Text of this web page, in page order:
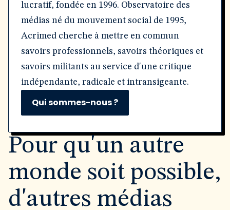
lucratif, fondée en 1996. Observatoire des
médias né du mouvement social de 1995,
Acrimed cherche à mettre en commun
savoirs professionnels, savoirs théoriques et
savoirs militants au service d'une critique
indépendante, radicale et intransigeante.
Qui sommes-nous ?
Pour qu'un autre
monde soit possible,
d'autres médias